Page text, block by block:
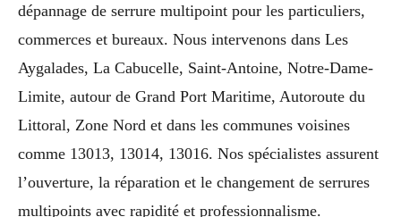
dépannage de serrure multipoint pour les particuliers,
commerces et bureaux. Nous intervenons dans Les
Aygalades, La Cabucelle, Saint-Antoine, Notre-Dame-
Limite, autour de Grand Port Maritime, Autoroute du
Littoral, Zone Nord et dans les communes voisines
comme 13013, 13014, 13016. Nos spécialistes assurent
l’ouverture, la réparation et le changement de serrures
multipoints avec rapidité et professionnalisme.